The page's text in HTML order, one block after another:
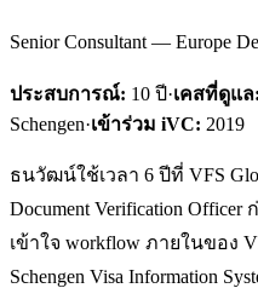
Senior Consultant — Europe
ประสบการณ์: 10 ปี·เคสที่ดูแล:
Schengen·เข้าร่วม iVC: 2019
ธนวัฒน์ใช้เวลา 6 ปีที่ VFS
Document Verification
เข้าใจ workflow ภายในของ
Schengen Visa Information